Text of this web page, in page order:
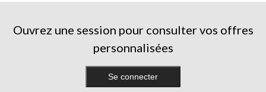
Ouvrez une session pour consulter vos offres
personnalisées
Se connecter